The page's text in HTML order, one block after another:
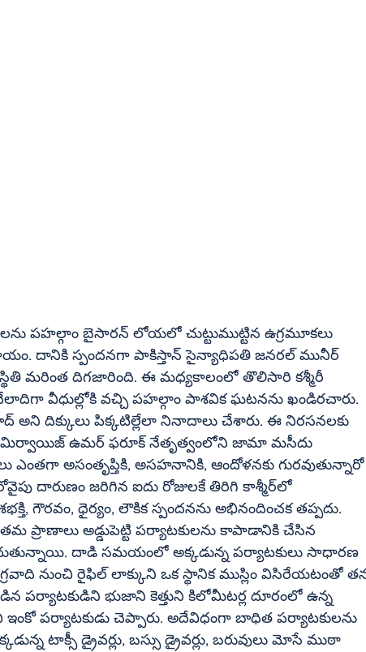
పాకిస్తాన్‌ సైన్యాధిపతి జనరల్‌ మునీర్‌
మరింత దిగజారింది. ఈ మధ్యకాలంలో తొలిసారి కశ్మీరీ
వేలాదిగా వీధుల్లోకి వచ్చి పహల్గాం పాశవిక ఘటనను ఖండిరచారు.
ఎంతగా అసంతృప్తికి, అసహనానికి, ఆందోళనకు గురవుతున్నారో
దారుణం జరిగిన ఐదు రోజులకే తిరిగి కాశ్మీర్‌లో
గౌరవం, ధైర్యం, లౌకిక స్పందనను అభినందించక తప్పదు.
దాడి సమయంలో అక్కడున్న పర్యాటకులు సాధారణ
స్థానిక ముస్లిం విసిరేయటంతో తన
పర్యాటకుడిని భుజాని కెత్తుని కిలోమీటర్ల దూరంలో ఉన్న
ఇంకో పర్యాటకుడు చెప్పారు. అదేవిధంగా బాధిత పర్యాటకులను
టాక్సీ డ్రైవర్లు, బస్సు డ్రైవర్లు, బరువులు మోసే ముఠా